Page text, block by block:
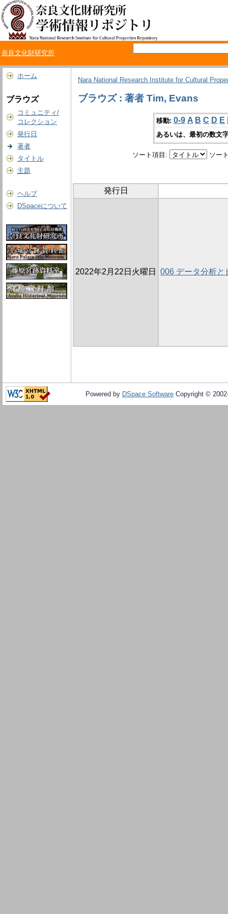
奈良文化財研究所
ホーム
ブラウズ
コミュニティ/
コレクション
発行日
著者
タイトル
主題
ヘルプ
DSpaceについて
Nara National Research Institute for Cultural
ブラウズ : 著者 Tim, Evans
移動: 0-9 A B C D E
あるいは、最初の数文
ソート項目: ソー
発行日
2022年2月22日火曜日 006 データ分析と
Powered by DSpace Software Copyright ©